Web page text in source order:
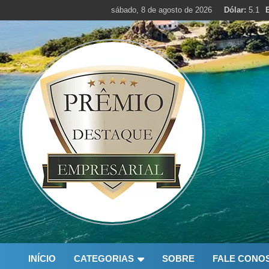
to
sábado, 8 de agosto de 2026 Dólar: 5.1
INÍCIO CATEGORIAS SOBRE FALE